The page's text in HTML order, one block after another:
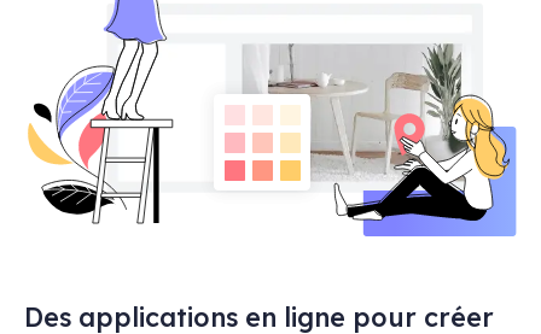
Des applications en ligne pour créer